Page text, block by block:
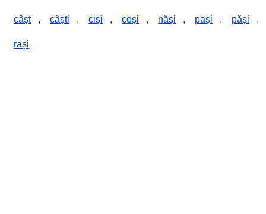
câșt , câști , ciși , coși , năși , pași , păși ,
rași